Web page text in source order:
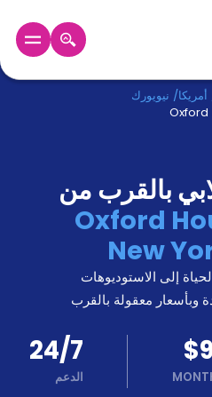
أمريكا/ نيويورك
Oxford
بالقرب من
Oxford
New
إلى الاستوديوهات
وبأسعار معقولة بالقرب
24/7
الدعم